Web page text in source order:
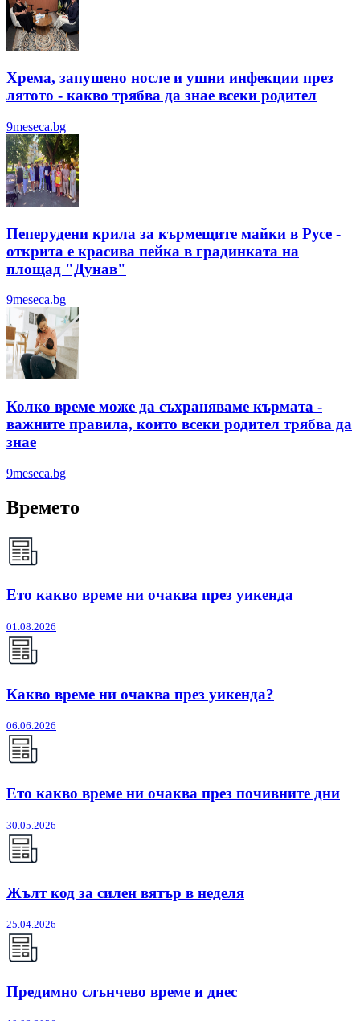
Хрема, запушено носле и ушни инфекции през
лятотo - какво трябва да знае всеки родител
9meseca.bg
Пеперудени крила за кърмещите майки в Русе -
открита е красива пейка в градинката на
площад "Дунав"
9meseca.bg
Колко време може да съхраняваме кърмата -
важните правила, които всеки родител трябва да
знае
9meseca.bg
Времето
Ето какво време ни очаква през уикенда
01.08.2026
Какво време ни очаква през уикенда?
06.06.2026
Ето какво време ни очаква през почивните дни
30.05.2026
Жълт код за силен вятър в неделя
25.04.2026
Предимно слънчево време и днес